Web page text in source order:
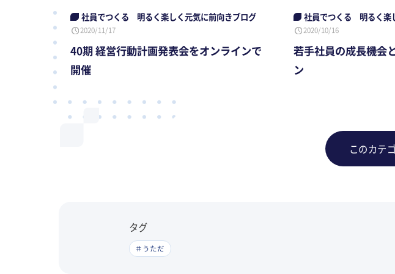
社員でつくる 明るく楽しく元気に前向きブログ
2020/11/17
40期 経営行動計画発表会をオンラインで
開催
社員でつくる 明るく楽
2020/10/16
若手社員の成長機会
ン
このカテ
タグ
＃うただ